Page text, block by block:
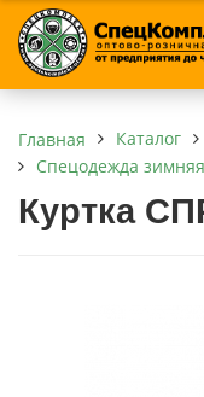
Главная Каталог
Спецодежда зимняя
Куртка